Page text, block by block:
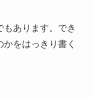
あります。でき
をはっきり書く